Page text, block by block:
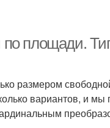
по площади.
размером
вариантов, и